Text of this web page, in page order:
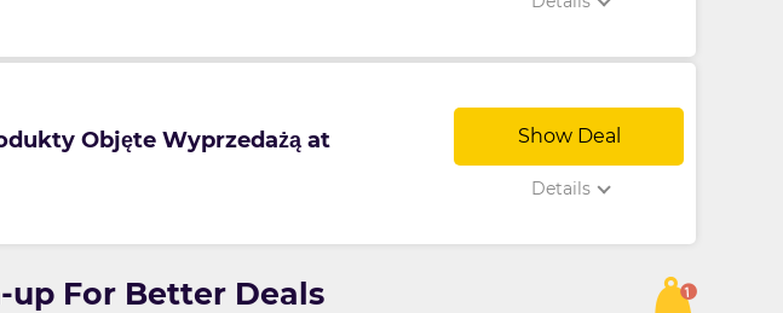
Objęte Wyprzedażą at
Show Deal
Details
up For Better Deals